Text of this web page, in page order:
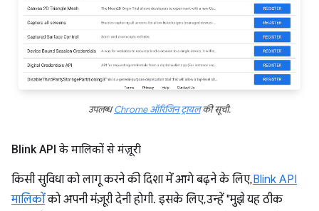
उपलब्धChrome ऑरिजिन ट्रायलकी सूची.
Blink API के मालिकों से मंज़ूरी
किसी सुविधा को लागू करने की दिशा में आगे बढ़ने के लिए,Blink API
मालिकोंको अपनी मंज़ूरी देनी होगी. इसके लिए, उन्हें "मुझे यह ठीक